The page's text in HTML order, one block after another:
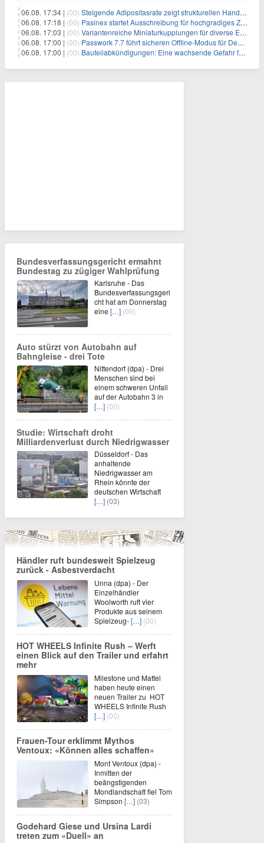
06.08. 17:34 | (00) Steigende Adipositasrate zeigt strukturellen Handlungsbedarf bei der Ernährung schulpflichtiger Kinder
06.08. 17:18 | (00) Pasinex startet Ausschreibung für hochgradiges Zinksulfidkonzentrat mit Germanium- und Silbergehalten und stellt ein Betriebsupdate bereit
06.08. 17:03 | (00) Variantenreiche Miniaturkupplungen für diverse Einsatzbereiche
06.08. 17:00 | (00) Passwork 7.7 führt sicheren Offline-Modus für Desktop- und Mobile-Apps ein
06.08. 17:00 | (00) Bauteilabkündigungen: Eine wachsende Gefahr für industrielle Elektroniksysteme
Bundesverfassungsgericht ermahnt
Bundestag zu zügiger Wahlprüfung
Karlsruhe - Das
Bundesverfassungsgeri
cht hat am Donnerstag
eine […] (00)
Auto stürzt von Autobahn auf
Bahngleise - drei Tote
Nittendorf (dpa) - Drei
Menschen sind bei
einem schweren Unfall
auf der Autobahn 3 in
[…] (00)
Studie: Wirtschaft droht
Milliardenverlust durch Niedrigwasser
Düsseldorf - Das
anhaltende
Niedrigwasser am
Rhein könnte der
deutschen Wirtschaft
[…] (03)
Händler ruft bundesweit Spielzeug
zurück - Asbestverdacht
Unna (dpa) - Der
Einzelhändler
Woolworth ruft vier
Produkte aus seinem
Spielzeug-[…] (00)
HOT WHEELS Infinite Rush – Werft
einen Blick auf den Trailer und erfahrt
mehr
Milestone und Mattel
haben heute einen
neuen Trailer zu HOT
WHEELS Infinite Rush
[…] (00)
Frauen-Tour erklimmt Mythos
Ventoux: «Können alles schaffen»
Mont Ventoux (dpa) -
Inmitten der
beängstigenden
Mondlandschaft fiel Tom
Simpson […] (03)
Godehard Giese und Ursina Lardi
treten zum «Duell» an